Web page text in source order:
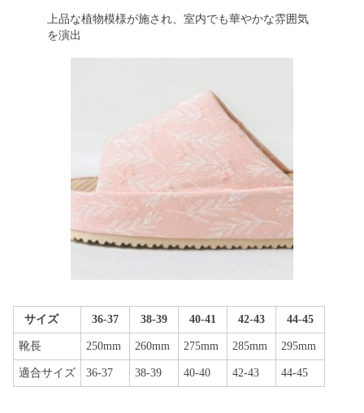
上品な植物模様が施され、室内でも華やかな雰囲気
を演出
サイズ 36-37 38-39 40-41 42-43 44-45
靴長 250mm 260mm 275mm 285mm 295mm
適合サイズ 36-37 38-39 40-40 42-43 44-45